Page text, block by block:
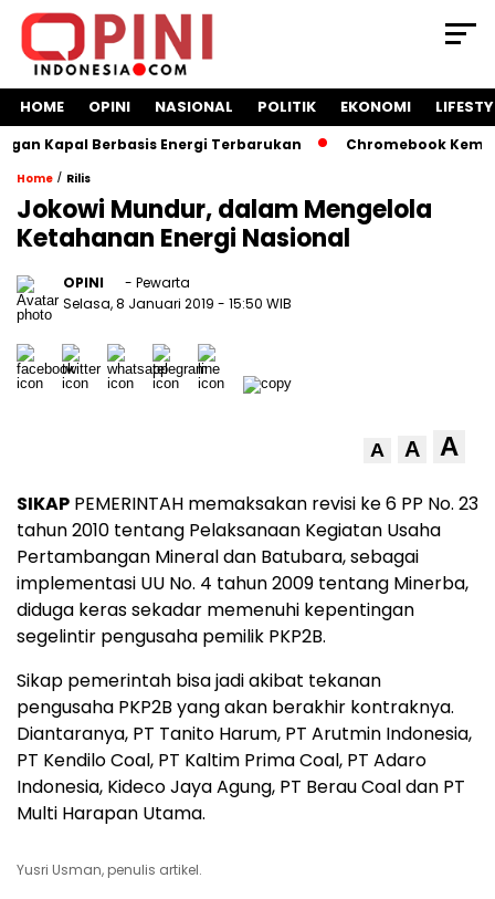
HOME OPINI NASIONAL POLITIK EKONOMI
Kapal Berbasis Energi Terbarukan Chromebook
Home / Rilis
Jokowi Mundur, dalam Mengelola
Ketahanan Energi Nasional
OPINI
- Pewarta
Selasa, 8 Januari 2019 - 15:50 WIB
A A A
SIKAP PEMERINTAH memaksakan revisi ke 6 PP No. 23
tahun 2010 tentang Pelaksanaan Kegiatan Usaha
Pertambangan Mineral dan Batubara, sebagai
implementasi UU No. 4 tahun 2009 tentang Minerba,
diduga keras sekadar memenuhi kepentingan
segelintir pengusaha pemilik PKP2B.
Sikap pemerintah bisa jadi akibat tekanan
pengusaha PKP2B yang akan berakhir kontraknya.
Diantaranya, PT Tanito Harum, PT Arutmin Indonesia,
PT Kendilo Coal, PT Kaltim Prima Coal, PT Adaro
Indonesia, Kideco Jaya Agung, PT Berau Coal dan PT
Multi Harapan Utama.
Yusri Usman, penulis artikel.